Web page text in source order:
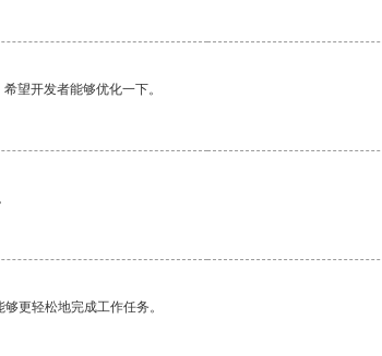
望开发者能够优化一下。
更轻松地完成工作任务。